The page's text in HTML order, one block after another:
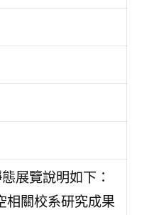
展覽說明如下：
相關校系研究成果